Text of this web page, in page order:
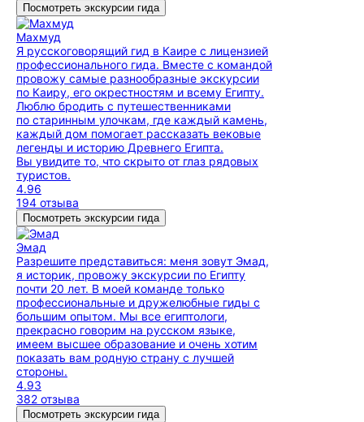
Посмотреть экскурсии гида
Махмуд
Я русскоговорящий гид в Каире с лицензией
профессионального гида. Вместе с командой
провожу самые разнообразные экскурсии
по Каиру, его окрестностям и всему Египту.
Люблю бродить с путешественниками
по старинным улочкам, где каждый камень,
каждый дом помогает рассказать вековые
легенды и историю Древнего Египта.
Вы увидите то, что скрыто от глаз рядовых
туристов.
4.96
194 отзыва
Посмотреть экскурсии гида
Эмад
Разрешите представиться: меня зовут Эмад,
я историк, провожу экскурсии по Египту
почти 20 лет. В моей команде только
профессиональные и дружелюбные гиды с
большим опытом. Мы все египтологи,
прекрасно говорим на русском языке,
имеем высшее образование и очень хотим
показать вам родную страну с лучшей
стороны.
4.93
382 отзыва
Посмотреть экскурсии гида